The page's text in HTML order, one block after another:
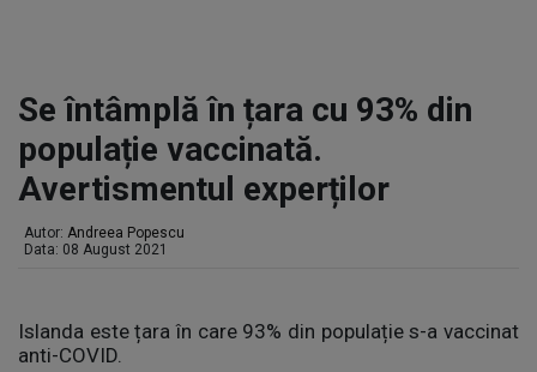
Se întâmplă în țara cu 93% din
populație vaccinată.
Avertismentul experților
Autor: Andreea Popescu
Data: 08 August 2021
Islanda este țara în care 93% din populație s-a vaccinat
anti-COVID.